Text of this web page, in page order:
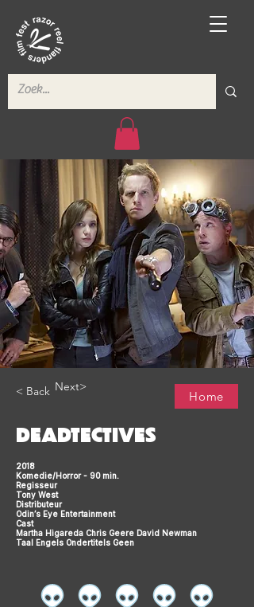
< Back Next>
Home
DEADTECTIVES
2018
Komedie/Horror - 90 min.
Regisseur
Tony West
Distributeur
Odin’s Eye Entertainment
Cast
Martha Higareda Chris Geere David Newman
Taal Engels Ondertitels Geen